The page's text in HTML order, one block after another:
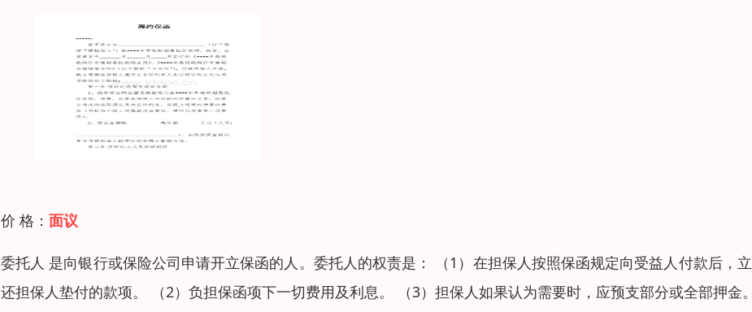
价 格： 面议
委托人 是向银行或保险公司申请开立保函的人。委托人的权责是： （1）在担保人按照保函规定向受益人付款后，
还担保人垫付的款项。 （2）负担保函项下一切费用及利息。 （3）担保人如果认为需要时，应预支部分或全部押金